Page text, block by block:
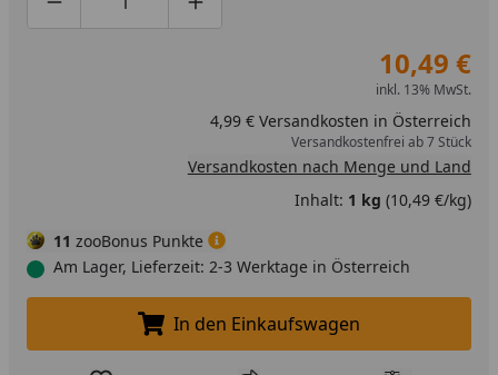
Produktmenge um eins verringern
Produktmenge manuell eingeben
Produktmenge um eins erhöhen
10,49 €
inkl. 13% MwSt.
4,99 € Versandkosten in Österreich
Versandkostenfrei ab 7 Stück
Versandkosten nach Menge und Land
Inhalt: 1 kg (10,49 €/kg)
11 zooBonus Punkte
Am Lager, Lieferzeit: 2-3 Werktage in Österreich
In den Einkaufswagen legen
In den Einkaufswagen